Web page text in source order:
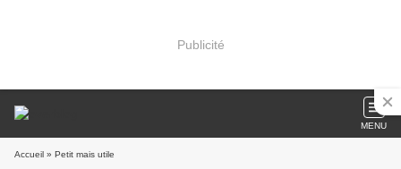
Publicité
MENU
Accueil » Petit mais utile